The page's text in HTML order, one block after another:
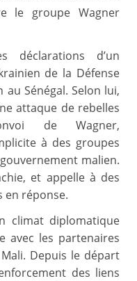
le groupe Wagner
déclarations d’un
de la Défense
au Sénégal. Selon lui,
attaque de rebelles
de Wagner,
à des groupes
malien.
et appelle à des
en réponse.
climat diplomatique
avec les partenaires
Depuis le départ
des liens